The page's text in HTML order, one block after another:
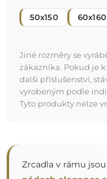
místo a zkrášlí
Zrcadlo na
vyrobit, jsou